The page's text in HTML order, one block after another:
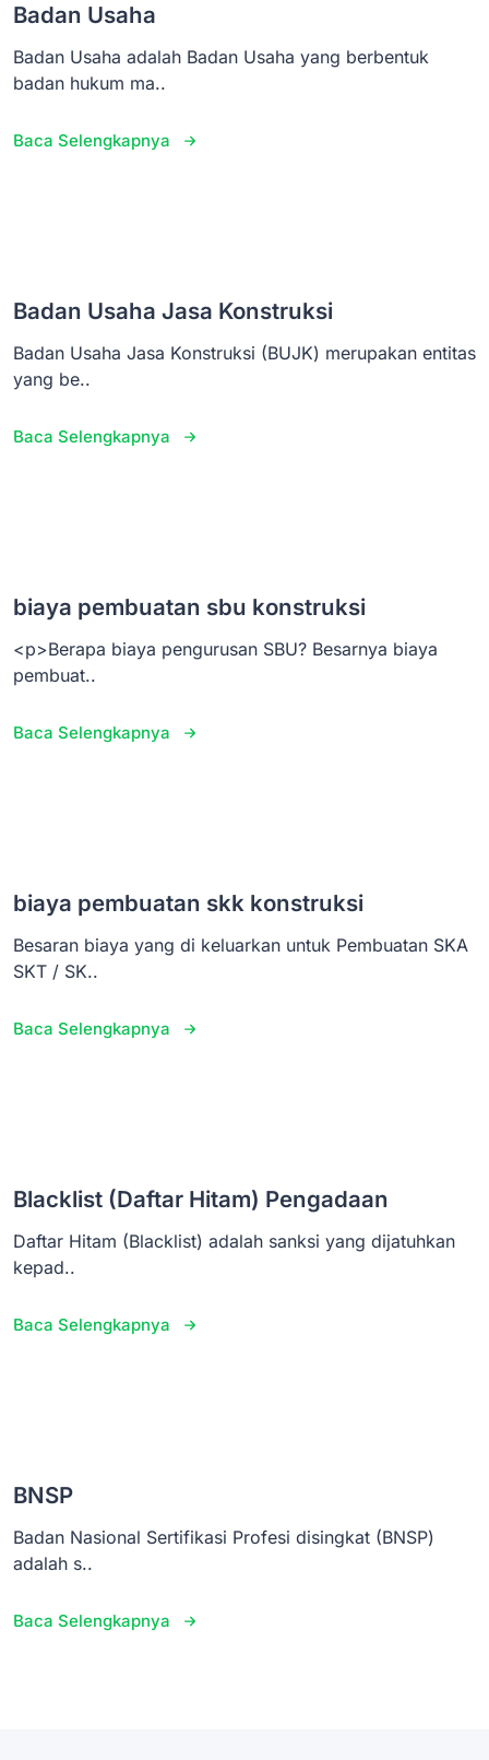
Badan Usaha
Badan Usaha adalah Badan Usaha yang berbentuk
badan hukum ma..
Baca Selengkapnya
Badan Usaha Jasa Konstruksi
Badan Usaha Jasa Konstruksi (BUJK) merupakan entitas
yang be..
Baca Selengkapnya
biaya pembuatan sbu konstruksi
<p>Berapa biaya pengurusan SBU? Besarnya biaya
pembuat..
Baca Selengkapnya
biaya pembuatan skk konstruksi
Besaran biaya yang di keluarkan untuk Pembuatan SKA
SKT / SK..
Baca Selengkapnya
Blacklist (Daftar Hitam) Pengadaan
Daftar Hitam (Blacklist) adalah sanksi yang dijatuhkan
kepad..
Baca Selengkapnya
BNSP
Badan Nasional Sertifikasi Profesi disingkat (BNSP)
adalah s..
Baca Selengkapnya